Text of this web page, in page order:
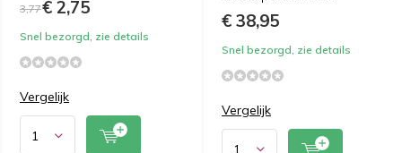
3,77€ 2,75
Snel bezorgd, zie details
Vergelijk
€ 38,95
Snel bezorgd, zie details
Vergelijk